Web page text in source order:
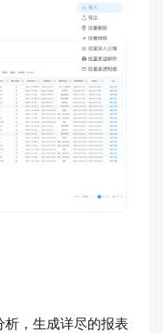
，生成详尽的报表